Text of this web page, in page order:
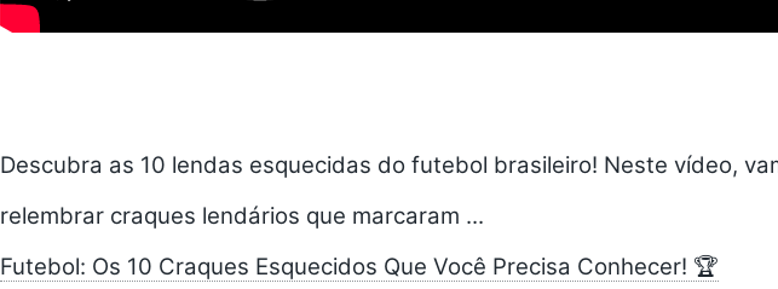
Descubra as 10 lendas esquecidas do futebol brasileiro! Neste vídeo,
relembrar craques lendários que marcaram ...
Futebol: Os 10 Craques Esquecidos Que Você Precisa Conhecer! 🏆